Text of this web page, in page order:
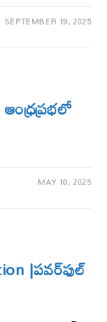
SEPTEMBER 19, 2025
MAY 10, 2025
|పవర్​ఫుల్​